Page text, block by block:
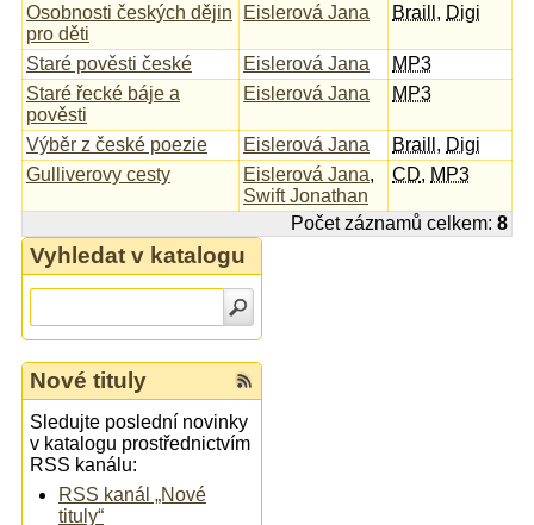
Osobnosti českých dějin
pro děti
Eislerová Jana Braill , Digi
Staré pověsti české Eislerová Jana
MP3
Staré řecké báje a
pověsti
Eislerová Jana MP3
Výběr z české poezie Eislerová Jana Braill , Digi
Gulliverovy cesty
Eislerová Jana,
Swift Jonathan
CD, MP3
Počet záznamů celkem: 8
Vyhledat v katalogu
Nové tituly
Sledujte poslední novinky
v katalogu prostřednictvím
RSS kanálu:
RSS kanál „Nové
tituly“